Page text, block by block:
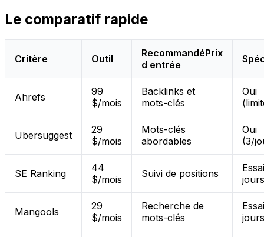
Le comparatif rapide
Critère Outil RecommandéPrix
d entrée
Ahrefs
99
$/mois
Backlinks et
mots-clés
Oui
Ubersuggest
29
$/mois
Mots-clés
abordables
Oui
(3/
SE Ranking
44
$/mois
Suivi de positions
jours
Mangools
29
$/mois
Recherche de
mots-clés
jours